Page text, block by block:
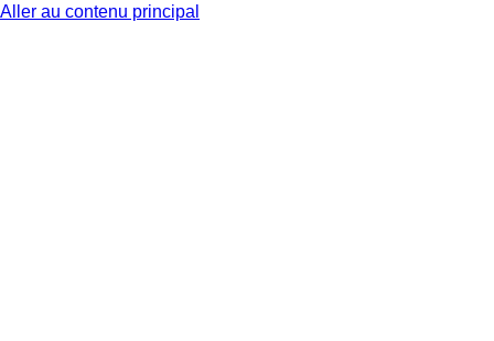
Aller au contenu principal